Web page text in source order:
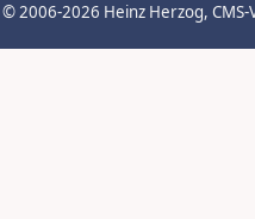
© 2006-2026 Heinz Herzog,